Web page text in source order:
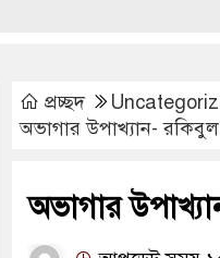
প্রচ্ছদ
অভাগার উপাখ্যান-
অভাগার